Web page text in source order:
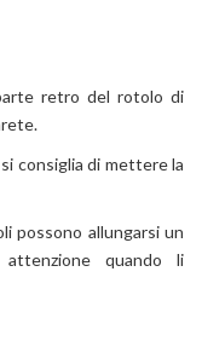
retro del rotolo di
consiglia di mettere la
possono allungarsi un
attenzione quando li